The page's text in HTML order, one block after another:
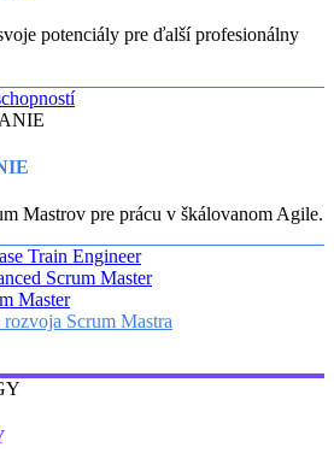
potenciály pre ďalší profesionálny
Mastrov pre prácu v škálovanom Agile.
Train Engineer
Scrum Master
Master
Scrum Mastra